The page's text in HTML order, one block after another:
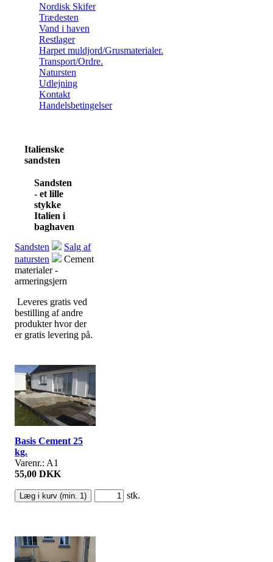
Nordisk Skifer
Trædesten
Vand i haven
Restlager
Harpet muldjord/Grusmaterialer.
Transport/Ordre.
Natursten
Udlejning
Kontakt
Handelsbetingelser
Italienske
sandsten
Sandsten
- et lille
stykke
Italien i
baghaven
Sandsten
Salg af
natursten
Cement
materialer -
armeringsjern
Leveres gratis ved
bestilling af andre
produkter hvor der
er gratis levering på.
Basis Cement 25
kg.
Varenr.: A1
55,00 DKK
stk.